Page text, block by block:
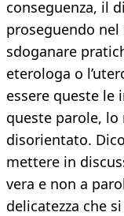
conseguenza, il
proseguendo
sdoganare
eterologa o
essere queste le
queste parole,
disorientato.
mettere in
vera e non a
delicatezza che